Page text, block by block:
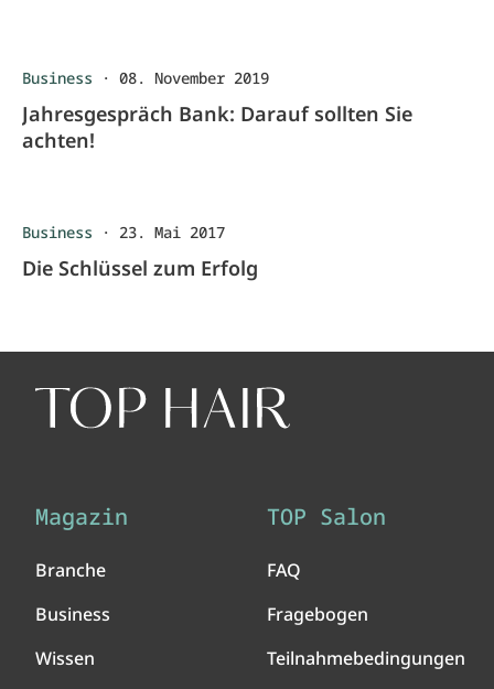
Business · 08. November 2019
Jahresgespräch Bank: Darauf sollten Sie
achten!
Business · 23. Mai 2017
Die Schlüssel zum Erfolg
Magazin
Branche
Business
Wissen
TOP Salon
FAQ
Fragebogen
Teilnahmebedingungen